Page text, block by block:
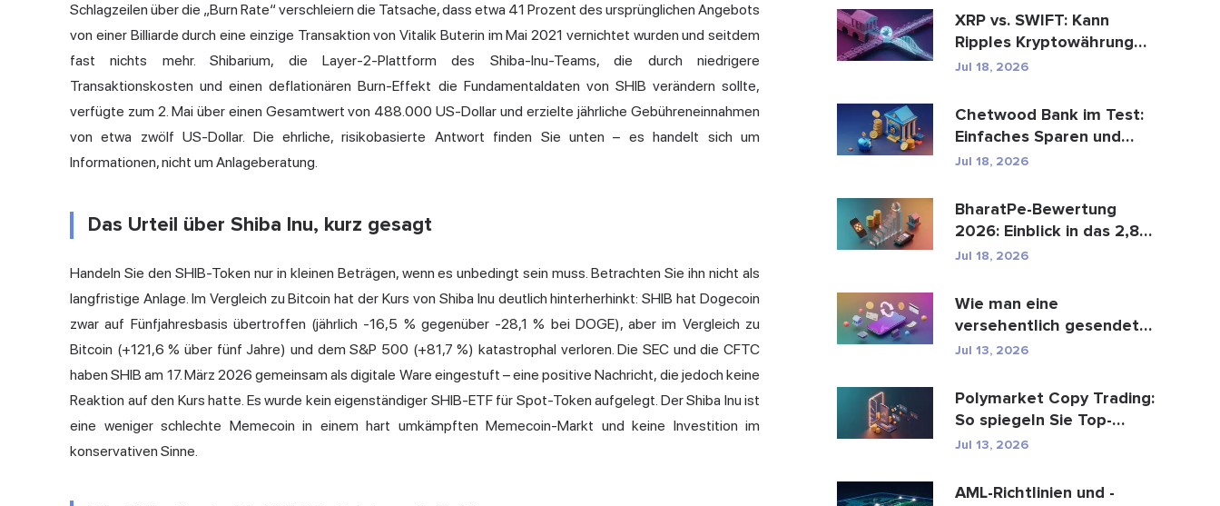
Schlagzeilen über die „Burn Rate“ verschleiern die Tatsache, dass etwa 41 Prozent des ursprünglichen Angebots
von einer Billiarde durch eine einzige Transaktion von Vitalik Buterin im Mai 2021 vernichtet wurden und seitdem
fast nichts mehr. Shibarium, die Layer-2-Plattform des Shiba-Inu-Teams, die durch niedrigere
Transaktionskosten und einen deflationären Burn-Effekt die Fundamentaldaten von SHIB verändern sollte,
verfügte zum 2. Mai über einen Gesamtwert von 488.000 US-Dollar und erzielte jährliche Gebühreneinnahmen
von etwa zwölf US-Dollar. Die ehrliche, risikobasierte Antwort finden Sie unten – es handelt sich um
Informationen, nicht um Anlageberatung.
Das Urteil über Shiba Inu, kurz gesagt
Handeln Sie den SHIB-Token nur in kleinen Beträgen, wenn es unbedingt sein muss. Betrachten Sie ihn nicht als
langfristige Anlage. Im Vergleich zu Bitcoin hat der Kurs von Shiba Inu deutlich hinterherhinkt: SHIB hat Dogecoin
zwar auf Fünfjahresbasis übertroffen (jährlich -16,5 % gegenüber -28,1 % bei DOGE), aber im Vergleich zu
Bitcoin (+121,6 % über fünf Jahre) und dem S&P 500 (+81,7 %) katastrophal verloren. Die SEC und die CFTC
haben SHIB am 17. März 2026 gemeinsam als digitale Ware eingestuft – eine positive Nachricht, die jedoch keine
Reaktion auf den Kurs hatte. Es wurde kein eigenständiger SHIB-ETF für Spot-Token aufgelegt. Der Shiba Inu ist
eine weniger schlechte Memecoin in einem hart umkämpften Memecoin-Markt und keine Investition im
konservativen Sinne.
XRP vs. SWIFT: Kann
Ripples Kryptowährung
den globalen
Jul 18, 2026
Chetwood Bank im Test:
Einfaches Sparen und
sicheres Banking
Jul 18, 2026
BharatPe-Bewertung
2026: Einblick in das 2,85
Milliarden Dollar sc...
Jul 18, 2026
Wie man eine
versehentlich gesendete
M-Pesa-Transaktion
Jul 13, 2026
Polymarket Copy Trading:
So spiegeln Sie Top-
Wallets sicher
Jul 13, 2026
AML-Richtlinien und -